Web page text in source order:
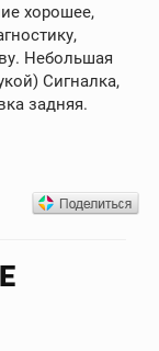
хорошее,
Небольшая
Сигналка,
задняя.